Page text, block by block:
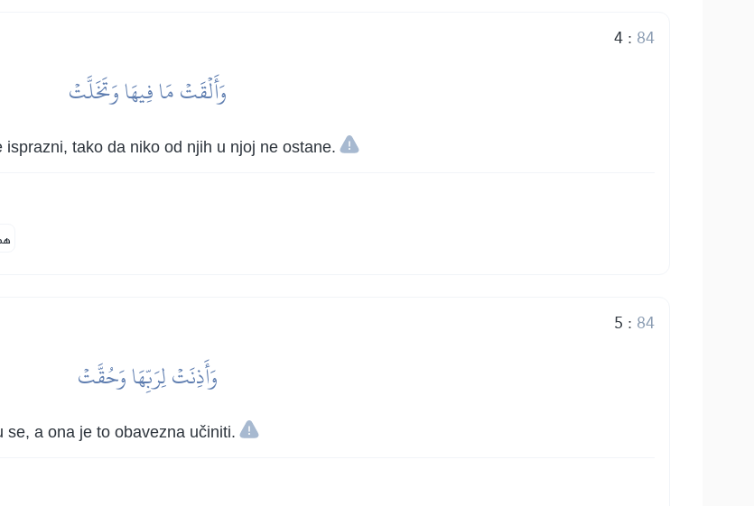
4: 84
وَأَلۡقَتۡ مَا فِيهَا وَتَخَلَّتۡ
tako da niko od njih u njoj ne ostane.
5 : 84
وَأَذِنَتۡ لِرَبِّهَا وَحُقَّتۡ
a ona je to obavezna učiniti.